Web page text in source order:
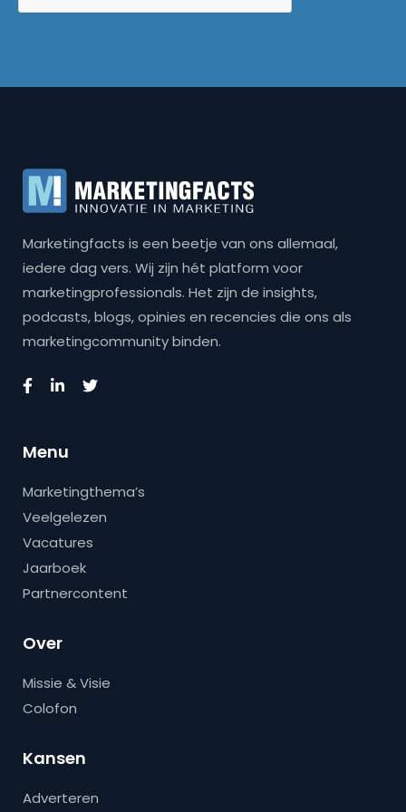
Marketingfacts is een beetje van ons allemaal,
iedere dag vers. Wij zijn hét platform voor
marketingprofessionals. Het zijn de insights,
podcasts, blogs, opinies en recencies die ons als
marketingcommunity binden.
Menu
Marketingthema’s
Veelgelezen
Vacatures
Jaarboek
Partnercontent
Over
Missie & Visie
Colofon
Kansen
Adverteren